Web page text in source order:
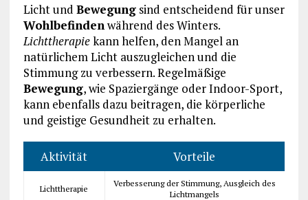
Licht und Bewegungsind entscheidend für unser
Wohlbefindenwährend des Winters.
Lichttherapiekann helfen, den Mangel an
natürlichem Licht auszugleichen und die
Stimmung zu verbessern. Regelmäßige
Bewegung, wie Spaziergänge oder Indoor-Sport,
kann ebenfalls dazu beitragen, die körperliche
und geistige Gesundheit zu erhalten.
Aktivität Vorteile
Lichttherapie
Verbesserung der Stimmung, Ausgleich des
Lichtmangels